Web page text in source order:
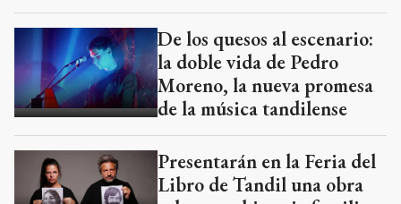
De los quesos al escenario:
la doble vida de Pedro
Moreno, la nueva promesa
de la música tandilense
Presentarán en la Feria del
Libro de Tandil una obra